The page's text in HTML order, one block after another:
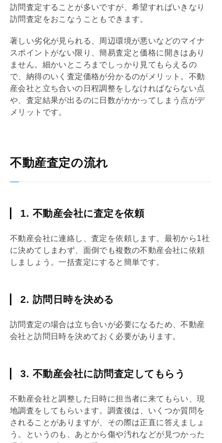
訪問査定することが多いですが、希望すればいきなり
訪問査定をおこなうこともできます。
著しい劣化が見られる、周辺環境が悪いなどのマイナ
スポイントがない限り、簡易査定と価格に開きはあり
ません。細かいところまでしっかり見てもらえるの
で、納得のいく査定価格が分かるのがメリット。不動
産会社と立ち合いの日程調整をしなければならない点
や、査定結果が出るのに日数がかかってしまう点がデ
メリットです。
不動産査定の流れ
1. 不動産会社に査定を依頼
不動産会社に連絡し、査定を依頼します。最初から1社
に決めてしまわず、面倒でも複数の不動産会社に依頼
しましょう。一括査定にすると簡単です。
2. 訪問日時を決める
訪問査定の場合は立ち合いが必要になるため、不動産
会社と訪問日時を決めておく必要があります。
3. 不動産会社に訪問査定してもらう
不動産会社と調整した日時に担当者に来てもらい、現
地調査をしてもらいます。調査後は、いくつか質問を
されることがありますが、その際は正直に答えましょ
う。というのも、あとから傷や汚れなどが見つかった